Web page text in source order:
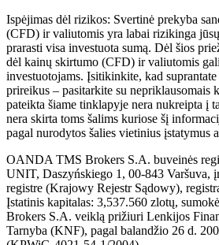
Ispėjimas dėl rizikos: Svertinė prekyba
(CFD) ir valiutomis yra labai rizikinga
prarasti visa investuota sumą. Dėl šios
dėl kainų skirtumo (CFD) ir valiutomis
investuotojams. Įsitikinkite, kad
prireikus – pasitarkite su nepriklausomais
pateikta šiame tinklapyje nera nukreipta į
nera skirta toms šalims kuriose šį
pagal nurodytos šalies vietinius įstatymus
OANDA TMS Brokers S.A. buveinės
UNIT, Daszyńskiego 1, 00-843 Varšuva,
registre (Krajowy Rejestr Sądowy),
Įstatinis kapitalas: 3,537.560 zlotų,
Brokers S.A. veiklą prižiuri Lenkijos
Tarnyba (KNF), pagal balandžio 26 d.